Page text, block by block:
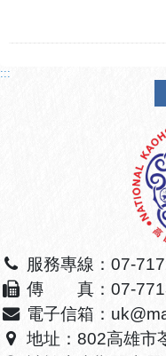
:::
服務專線：07-
傳 真：07-
電子信箱：
地址：802高雄市